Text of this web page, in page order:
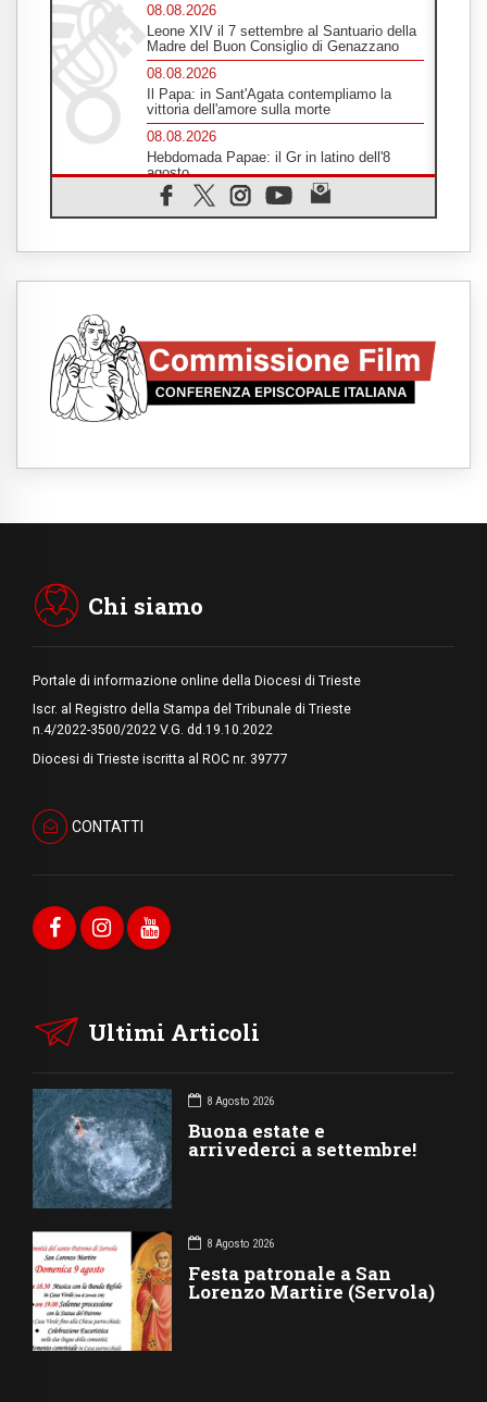
08.08.2026
Leone XIV il 7 settembre al Santuario della
Madre del Buon Consiglio di Genazzano
08.08.2026
Il Papa: in Sant'Agata contempliamo la
vittoria dell'amore sulla morte
08.08.2026
Hebdomada Papae: il Gr in latino dell'8
agosto
08.08.2026
Spin Time, Reina: Cristo non abita nei
senzatetto
08.08.2026
08.08.2026
Argentina, l'arcivescovo Colombo: "La
visita del Papa messaggio di pace e
dignità"
Medio Oriente
Chi siamo
Portale di informazione online della Diocesi di Trieste
Iscr. al Registro della Stampa del Tribunale di Trieste
n.4/2022-3500/2022 V.G. dd.19.10.2022
Diocesi di Trieste iscritta al ROC nr. 39777
CONTATTI
Ultimi Articoli
8 Agosto 2026
Buona estate e
arrivederci a settembre!
8 Agosto 2026
Festa patronale a San
Lorenzo Martire (Servola)